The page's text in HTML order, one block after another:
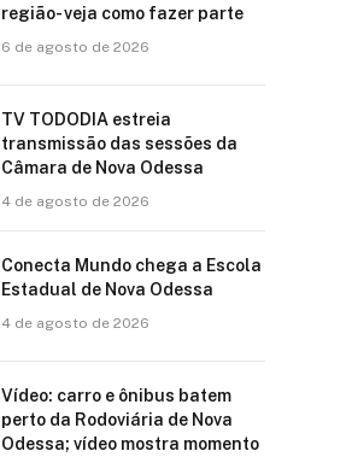
região- veja como fazer parte
6 de agosto de 2026
TV TODODIA estreia
transmissão das sessões da
Câmara de Nova Odessa
4 de agosto de 2026
Conecta Mundo chega a Escola
Estadual de Nova Odessa
4 de agosto de 2026
Vídeo: carro e ônibus batem
perto da Rodoviária de Nova
Odessa; vídeo mostra momento